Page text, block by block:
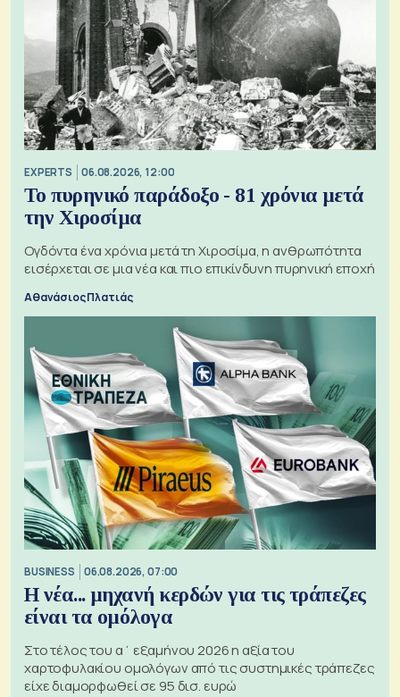
EXPERTS 06.08.2026, 12:00
Το πυρηνικό παράδοξο - 81 χρόνια μετά
την Χιροσίμα
Ογδόντα ένα χρόνια μετά τη Χιροσίμα, η ανθρωπότητα
εισέρχεται σε μια νέα και πιο επικίνδυνη πυρηνική εποχή
Αθανάσιος Πλατιάς
BUSINESS 06.08.2026, 07:00
Η νέα... μηχανή κερδών για τις τράπεζες
είναι τα ομόλογα
Στο τέλος του α΄ εξαμήνου 2026 η αξία του
χαρτοφυλακίου ομολόγων από τις συστημικές τράπεζες
είχε διαμορφωθεί σε 95 δισ. ευρώ